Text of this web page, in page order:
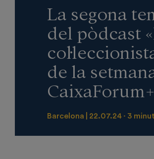
La segona
del pòdcast
de la
CaixaForum+
Barcelona 22.07.24 3